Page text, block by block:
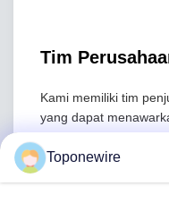
Tim
Kami memiliki tim
yang dapat
pertanyaan Anda
Anda dapat merasa
Toponewire